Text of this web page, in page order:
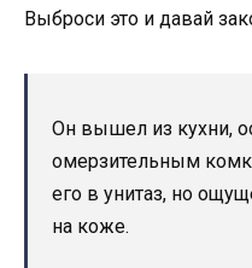
Выброси это и давай
Он вышел из кухни,
омерзительным
его в унитаз, но
на коже.